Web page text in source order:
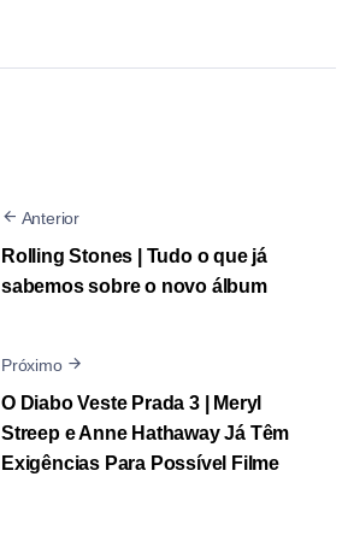
Anterior
Rolling Stones | Tudo o que já
sabemos sobre o novo álbum
Próximo
O Diabo Veste Prada 3 | Meryl
Streep e Anne Hathaway Já Têm
Exigências Para Possível Filme